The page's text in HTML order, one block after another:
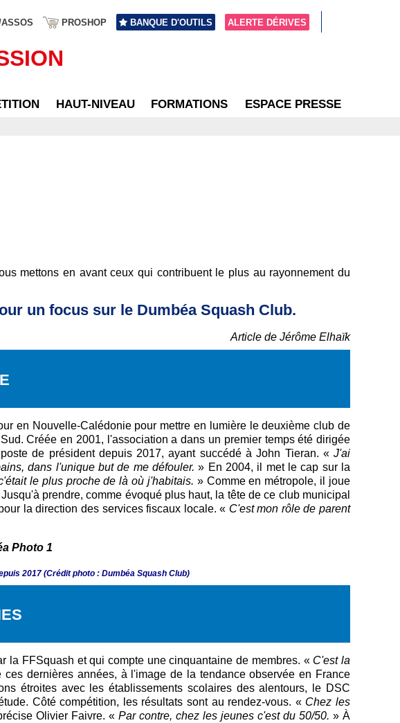
PROSHOP BANQUE D'OUTILS ALERTE DÉRIVES
HAUT-NIVEAU FORMATIONS ESPACE PRESSE
mettons en avant ceux qui contribuent le plus au rayonnement du
un focus sur le Dumbéa Squash Club.
Article de Jérôme Elhaïk
en Nouvelle-Calédonie pour mettre en lumière le deuxième club de
Créée en 2001, l'association a dans un premier temps été dirigée
de président depuis 2017, ayant succédé à John Tieran. «J'ai
dans l'unique but de me défouler. » En 2004, il met le cap sur la
le plus proche de là où j'habitais. » Comme en métropole, il joue
prendre, comme évoqué plus haut, la tête de ce club municipal
la direction des services fiscaux locale. « C'est mon rôle de parent
2017 (Crédit photo : Dumbéa Squash Club)
la FFSquash et qui compte une cinquantaine de membres. « C'est la
dernières années, à l'image de la tendance observée en France
étroites avec les établissements scolaires des alentours, le DSC
Côté compétition, les résultats sont au rendez-vous. «Chez les
Olivier Faivre. «Par contre, chez les jeunes c'est du 50/50. » À